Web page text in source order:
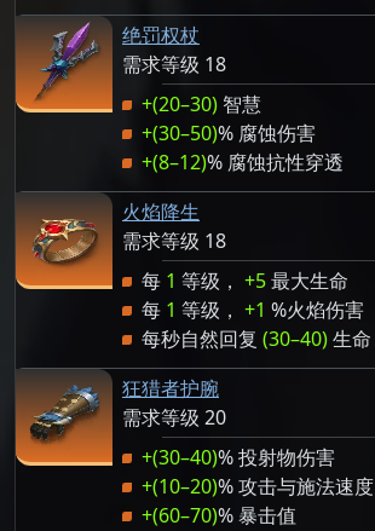
绝罚权杖
需求等级 18
+(20–30) 智慧
+(30–50)% 腐蚀伤害
+(8–12)% 腐蚀抗性穿透
火焰降生
需求等级 18
每 1 等级， +5最大生命
每 1 等级， +1 %火焰伤害
每秒自然回复 (30–40)生命
狂猎者护腕
需求等级 20
+(30–40)% 投射物伤害
+(10–20)% 攻击与施法速度
+(60–70)% 暴击值